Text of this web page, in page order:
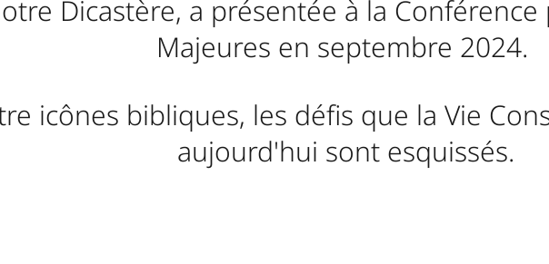
Dicastère, a présentée à la
Majeures en septembre 2024.
icônes bibliques, les défis que la Vie
aujourd'hui sont esquissés.